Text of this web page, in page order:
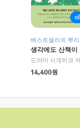
베스트셀러의 뿌리
생각에도 산책이
도야마 시게히코
14,400원